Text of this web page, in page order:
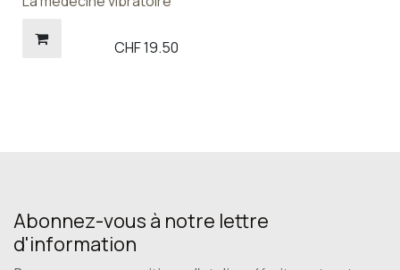
CHF19.50
Abonnez-vous à notre lettre
d'information